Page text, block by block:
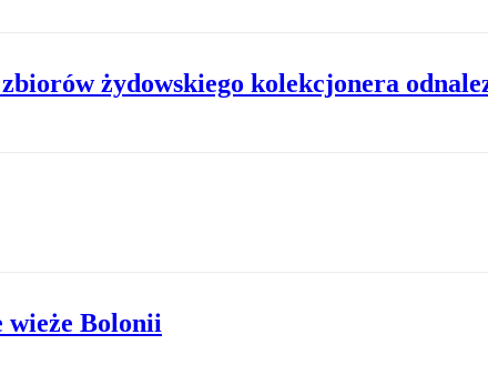
żydowskiego kolekcjonera
wieże Bolonii